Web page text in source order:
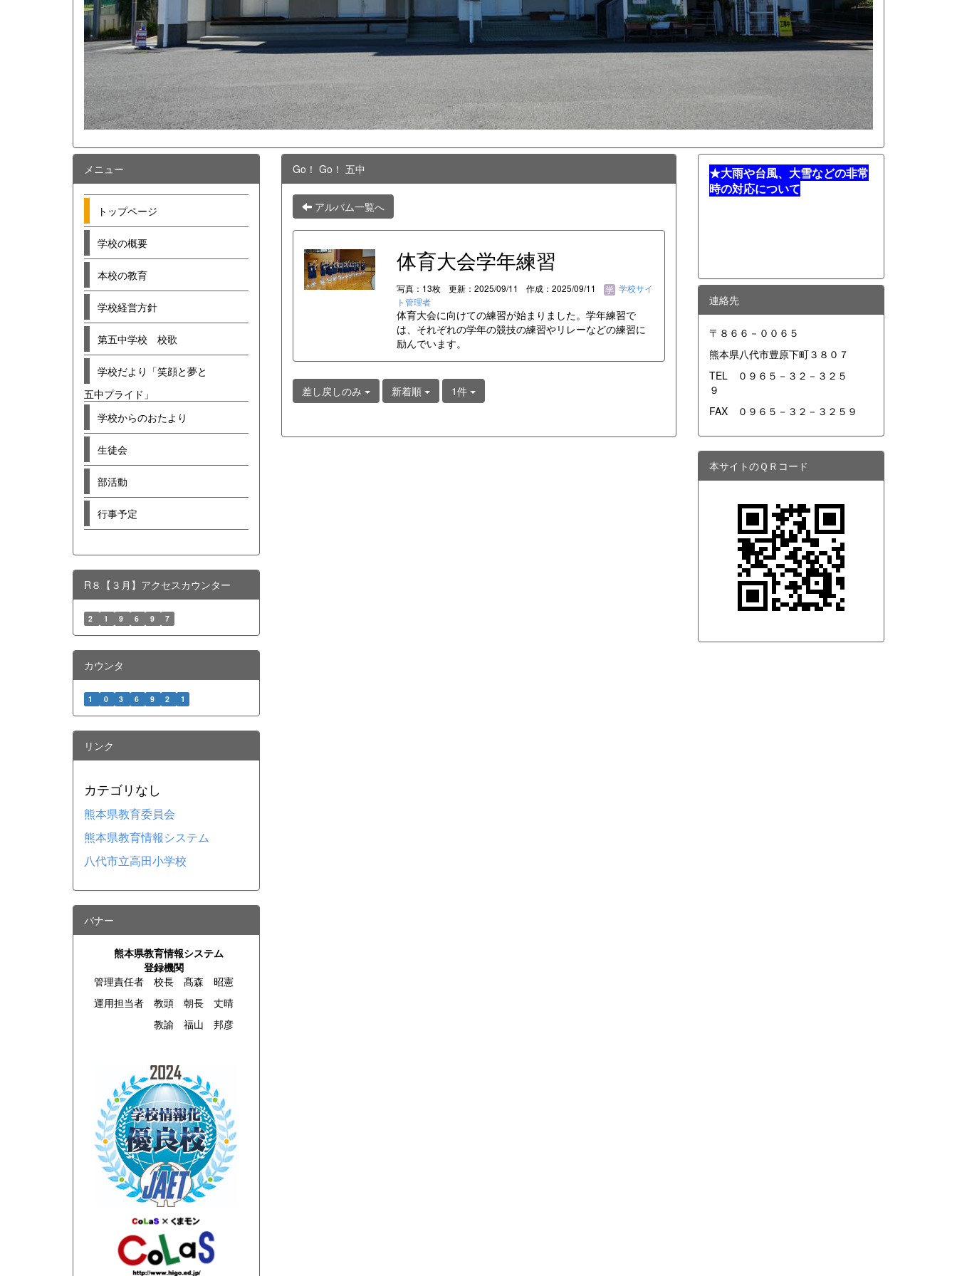
Go！ Go！ 五中
アルバム一覧へ
体育大会学年練習
写真：13枚 更新：2025/09/11 作成：2025/09/11
学校サイ
ト管理者
体育大会に向けての練習が始まりました。学年練習で
は、それぞれの学年の競技の練習やリレーなどの練習に
励んでいます。
差し戻しのみ 新着順 1件
メニュー
トップページ
学校の概要
本校の教育
学校経営方針
第五中学校 校歌
学校だより「笑顔と夢と
五中プライド」
学校からのおたより
生徒会
部活動
行事予定
R８【３月】アクセスカウンター
2 1 9 6 9 7
カウンタ
1 0 3 6 9 2 1
リンク
カテゴリなし
熊本県教育委員会
熊本県教育情報システム
八代市立高田小学校
バナー
熊本県教育情報システム
登録機関
管理責任者 校長 髙森 昭憲
運用担当者 教頭 朝長 丈晴
教諭 福山 邦彦
★大雨や台風、大雪などの非常
時の対応について
連絡先
〒８６６－００６５
熊本県八代市豊原下町３８０７
TEL ０９６５－３２－３２５
９
FAX ０９６５－３２－３２５９
本サイトのＱＲコード